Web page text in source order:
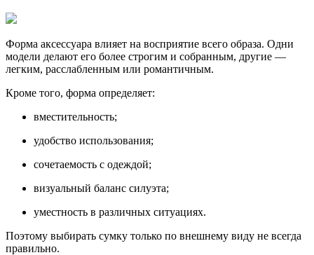
Форма аксессуара влияет на восприятие всего образа. Одни
модели делают его более строгим и собранным, другие —
легким, расслабленным или романтичным.
Кроме того, форма определяет:
вместительность;
удобство использования;
сочетаемость с одеждой;
визуальный баланс силуэта;
уместность в различных ситуациях.
Поэтому выбирать сумку только по внешнему виду не всегда
правильно.